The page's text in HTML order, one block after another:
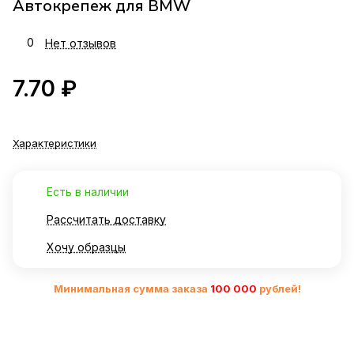
Автокрепеж для BMW
0 Нет отзывов
7.70 ₽
Характеристики
Есть в наличии
Рассчитать доставку
Хочу образцы
Минимальная сумма заказа 100 000 рублей!